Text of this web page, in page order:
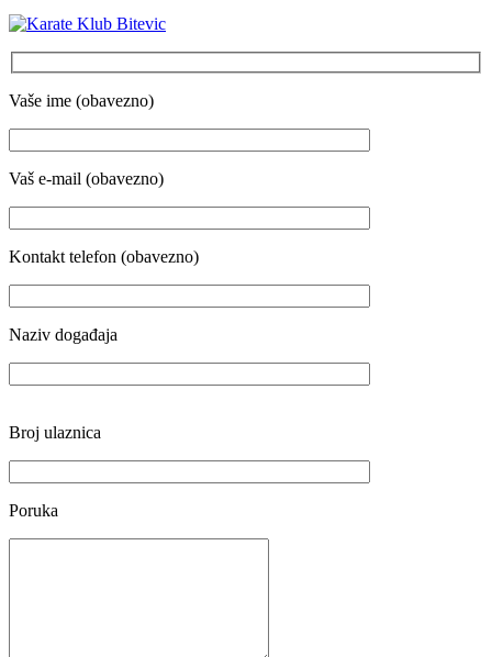
Vaše ime (obavezno)
Vaš e-mail (obavezno)
Kontakt telefon (obavezno)
Naziv događaja
Broj ulaznica
Poruka